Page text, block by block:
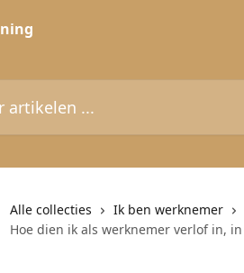
...
Alle collecties Ik ben werknemer
Hoe dien ik als werknemer verlof in,